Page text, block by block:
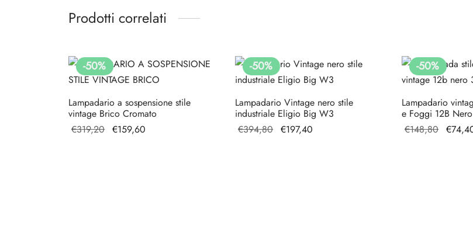
Prodotti correlati
-50%
Lampadario a sospensione stile
vintage Brico Cromato
€319,20 Il prezzo
€159,60
-50%
Lampadario Vintage nero stile
industriale Eligio Big W3
€394,80 Il prezzo
€197,40
-50%
Lampadario
e Foggi 12B Nero
€148,80 Il
€